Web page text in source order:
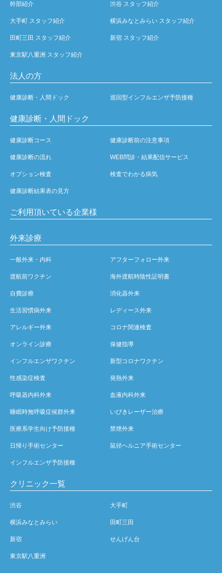
幹部紹介 渋谷 スタッフ紹介
大手町 スタッフ紹介 横浜みなとみらい スタッフ紹介
田町三田 スタッフ紹介 新宿 スタッフ紹介
東京駅八重洲 スタッフ紹介
法人の方
健康診断・人間ドック 巡回型インフルエンザ予防接種
健康診断・人間ドック
健康診断コース 健康診断前の注意事項
健康診断の流れ WEB問診・結果配信サービス
オプション検査 検査でわかる病気
健康診断結果表の見方
ご利用頂いている企業様
外来診療
一般外来・内科 アフターフォロー外来
渡航前ワクチン 海外渡航時陰性証明書
自費診療 消化器外来
生活習慣病外来 レディース外来
アレルギー外来 コロナ関連検査
オンライン診療 保健指導
インフルエンザワクチン 新型コロナワクチン
性感染症検査 発熱外来
呼吸器内科外来 血液内科外来
睡眠時無呼吸症候群外来 いびきレーザー治療
医療系学生向け予防接種 禁煙外来
日帰り手術センター 鼠径ヘルニア手術センター
インフルエンザ予防接種
クリニック一覧
渋谷 大手町
横浜みなとみらい 田町三田
新宿 せんげん台
東京駅八重洲